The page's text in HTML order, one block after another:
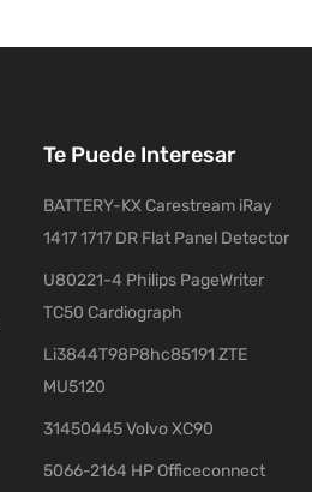
Te Puede Interesar
BATTERY-KX Carestream iRay
1417 1717 DR Flat Panel Detector
U80221-4 Philips PageWriter
TC50 Cardiograph
Li3844T98P8hc85191 ZTE
MU5120
31450445 Volvo XC90
5066-2164 HP Officeconnect